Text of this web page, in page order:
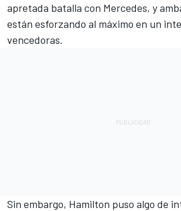
apretada batalla con Mercedes, y
están esforzando al máximo en un
vencedoras.
Sin embargo, Hamilton puso algo de